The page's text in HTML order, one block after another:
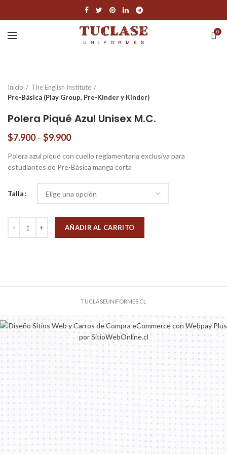
0
Inicio
The English Institute
Pre-Básica (Play Group, Pre-Kinder y Kinder)
Polera Piqué Azul Unisex M.C.
$7.900–$9.900
Polera azul piqué con cuello reglamentaria exclusiva para
estudiantes de Pre-Básica manga corta
Talla
AÑADIR AL CARRITO
TUCLASEUNIFORMES.CL